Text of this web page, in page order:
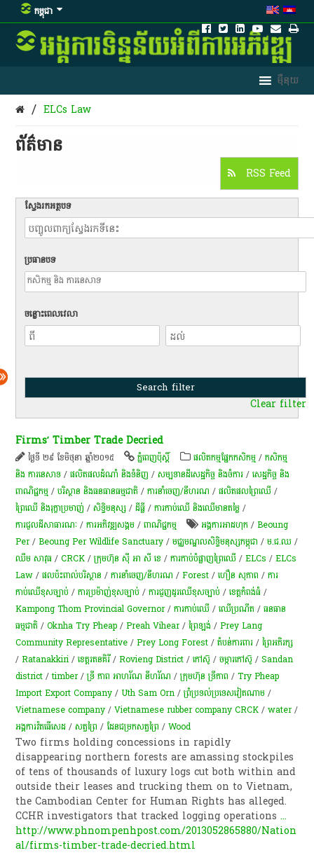
កម្ពុជា
/ ELCs Law
ព័ត៌មាន​
RSS Feed
ស្វែងរកអត្ថបទ
ប្រធានបទ
ចន្លោះពេលវេលា
Clear filter
Firms’ Timber Trade Decried
ថ្ងៃទី ២៩ ខែមិថុនា ឆ្នាំ២០១៥ ភ្នំពេញប៉ុស្តិ៍ ​ផលិតកម្ម​ផ្នែក​កសិកម្ម​ /កសិកម្ម​
និង​ ការ​នេ​សាទ​ /ផលិតផលដំណាំ និងទំនិញ /សម្បទានដីសេដ្ឋកិច្ច និងចំការ /សេដ្ឋកិច្ច និង
ពាណិជ្ជកម្ម /បរិស្ថាន និងធនធានធម្មជាតិ /ការនាំចេញ/នីហរណ /​ផលិតផល​ព្រៃឈើ​ /
ព្រៃឈើ និងរុក្ខាប្រមាញ់ /សិទ្ធិមនុស្ស /ដីធ្លី /ការកាប់​ឈើ និង​ឈើ​មានតម្លៃ​ /
ការជួលដីសាធារណៈ /ការ​អភិវឌ្ឍ​សង្គម /ពាណិជ្ជកម្ម អង្គការអាដហុក /Beoung
Per/Beoung Per Wildlife Sanctuary /មជ្ឈមណ្ឌលសិទ្ធិមនុស្សកម្ពុជា /ម.ជ.ឈ /
ឈឹម សាវុធ /CRCK /ក្រុមហ៊ុន ស៊ី អា សី ខេ /ការ​កាប់​បំផ្លាញព្រៃឈើ /ELCs /ELCs
Law /ផលប៉ះពាល់បរិស្ថាន /ការនាំចេញ/នីហរណ /Forest /ហឿន សុភាព /ការ
កាប់ឈើខុសច្បាប់ /ការ​ប្រ​ម៉ាញ់​ខុស​ច្បាប់​ /ការ​ជួញដូរ​ឈើ​ខុស​ច្បាប់​ /ខេត្តកំពង់ធំ /
Kampong Thom Provincial Governor/ការកាប់ឈើ /ឈើ​ប្រណីត​ /ធនធាន
ធម្មជាតិ /Oknha Try Pheap /Preah Vihear/ព្រៃឡង់ /Prey Lang
Community Representative /Prey Long Forest /តំបន់ការពារ /ព្រៃ​អភិរក្ស
/Ratanakkiri /ខេត្តរតនគិរី/Rovieng District /កៅស៊ូ /ចម្ការ​កៅស៊ូ​ /Sandan
district /timber/ទ្រី ភាព អាហរ័ណ នីហរ័ណ /ក្រុមហ៊ុន ទ្រីភាព/Try Pheap
Import Export Company /Uth Sam Orn /ព្រំប្រទល់​ប្រទេស​វៀតណាម /
Vietnamese company /Vietnamese rubber company CRCK /water/
អង្គការវ៉តធើសេដ /សត្វ​ព្រៃ​ /ដែនជម្រកសត្វព្រៃ /Wood
Two firms holding concessions in rapidly
disappearing northern forests are amassing stockpiles
of tens of thousands of luxury logs cut both within and
outside their leases and trucking them on to Vietnam,
the Cambodian Center for Human Rights has alleged.
CCHR investigators that tracked logging operations...
http://www.phnompenhpost.com/2013052865880/Nation
al/firms-timber-trade-decried.html